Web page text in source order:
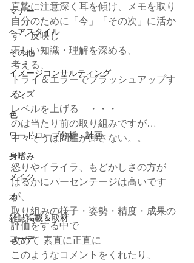
マナー
ヘアスタイル
その他
イメージコンサルティング
メンズ
色
ワードローブ分析・計画
身嗜み
メイク
本
雑誌掲載＆取材
コーデ
真摯に注意深く耳を傾け、メモを取り
自分のために「今」「その次」に活か
す・反映し
正しい知識・理解を深める、
考える、
トライ＆エラーでブラッシュアップす
る、
レベルを上げる　・・・
のは当たり前の取り組みですが…
中々そうは問屋が卸さない。。
怒りやイライラ、もどかしさの方が
はるかにパーセンテージは高いです
が、
取り組みの様子・姿勢・精度・成果の
評価をする中で
改めて 素直に正直に
このようなコメントをくれたり、